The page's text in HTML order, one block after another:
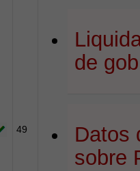
49
de
Datos
sobre